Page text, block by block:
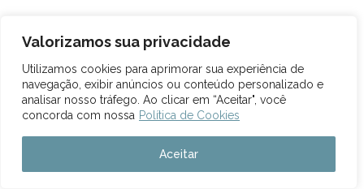
Valorizamos sua privacidade
Utilizamos cookies para aprimorar sua experiência de
navegação, exibir anúncios ou conteúdo personalizado e
analisar nosso tráfego. Ao clicar em “Aceitar", você
concorda com nossa Política de Cookies
Aceitar